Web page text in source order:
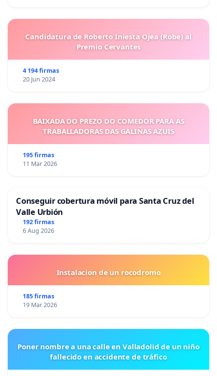
Candidatura de Roberto Iniesta Ojea (Robe) al
Premio Cervantes
4 194 firmas
20 Jun 2024
BAIXADA DO PREZO DO COMEDOR PARA AS
TRABALLADORAS DAS GALIÑAS AZUIS
195 firmas
11 Mar 2026
Conseguir cobertura móvil para Santa Cruz del
Valle Urbión
192 firmas
6 Aug 2026
Instalacion de un rocodromo
185 firmas
19 Mar 2026
Poner nombre a una calle en Valladolid de un niño
fallecido en accidente de tráfico